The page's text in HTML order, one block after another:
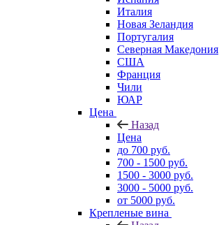
Италия
Новая Зеландия
Португалия
Северная Македония
США
Франция
Чили
ЮАР
Цена
Назад
Цена
до 700 руб.
700 - 1500 руб.
1500 - 3000 руб.
3000 - 5000 руб.
от 5000 руб.
Крепленые вина